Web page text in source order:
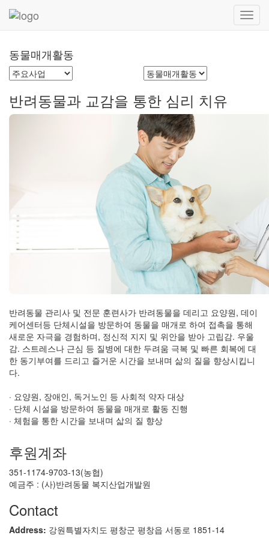
동물매개활동
반려동물과 교감을 통한 심리 치유
반려동물 관리사 및 전문 훈련사가 반려동물을 데리고 요양원, 데이
케어센터등 단체시설을 방문하여 동물을 매개로 하여 접촉을 통해
새로운 자극을 경험하며, 정신적 지지 및 위안을 받아 고립감. 우울
감. 스트레스나 근심 등 질병에 대한 두려움 극복 및 빠른 회복에 대
한 동기부여를 드리고 즐거운 시간을 보내며 삶의 질을 향상시킵니
다.
· 요양원, 장애인, 독거노인 등 사회적 약자 대상
· 단체 시설을 방문하여 동물을 매개로 활동 진행
· 체험을 통한 시간을 보내며 삷의 질 향상
후원계좌
351-1174-9703-13(농협)
예금주 : (사)반려동물 복지산업개발원
Contact
Address: 강원특별자치도 평창군 평창읍 서동로 1851-14